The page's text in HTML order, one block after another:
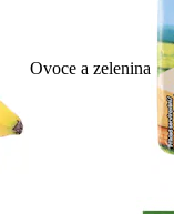
Ovoce a zelenina